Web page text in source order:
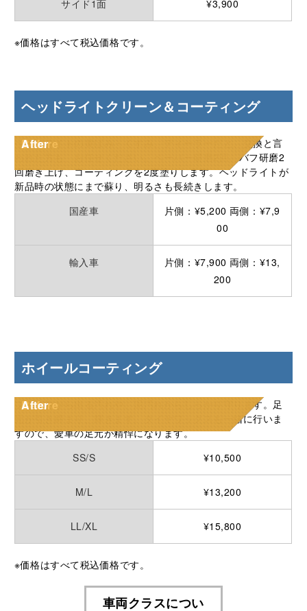
サイド1面 ¥3,900
※価格はすべて税込価格です。
ヘッドライトクリーン＆コーティング
Before
After
ヘッドライトの黄ばみ・くすみ、ディーラーだと、交換と言
われた方も、お任せください。ペーパー研磨2回、バフ研磨2
回磨き上げ、コーティングを2度塗りします。ヘッドライトが
新品時の状態にまで蘇り、明るさも長続きします。
国産車
片側：¥5,200 両側：¥7,9
00
輸入車
片側：¥7,900 両側：¥13,
200
ホイールコーティング
Before
After
ブレーキから出る汚れや、泥汚れからしっかり守ります。足
元が引き締まり、輝きます。タイヤワックスも一緒に⾏いま
すので、愛⾞の足元が精悍になります。
SS/S
¥10,500
M/L ¥13,200
LL/XL ¥15,800
※価格はすべて税込価格です。
車両クラスについ